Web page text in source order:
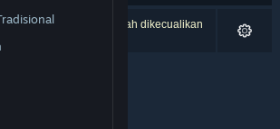
App
carian anda. 4 tajuk telah dikecualikan